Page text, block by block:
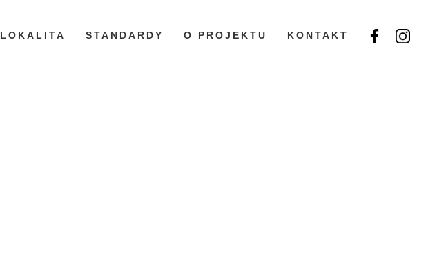
LOKALITA STANDARDY O PROJEKTU KONTAKT